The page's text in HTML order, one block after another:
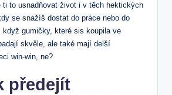
ti to usnadňovat život i v těch hektických
se snažíš dostat do práce nebo do
když gumičky, které sis koupila ve
skvěle, ale také mají delší
win-win, ne?
předejít